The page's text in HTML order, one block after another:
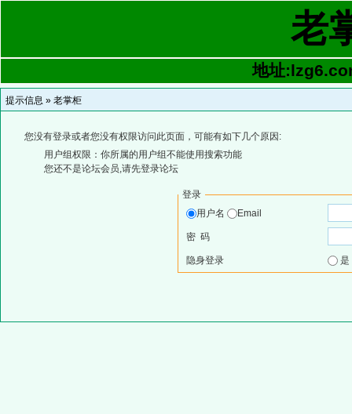
老
地址
提示信息 » 老掌柜
您没有登录或者您没有权限访问此页面，可能有如下几个原因:
用户组权限：你所属的用户组不能使用搜索功能
您还不是论坛会员,请先登录论坛
登录
用户名
Email
密 码
隐身登录